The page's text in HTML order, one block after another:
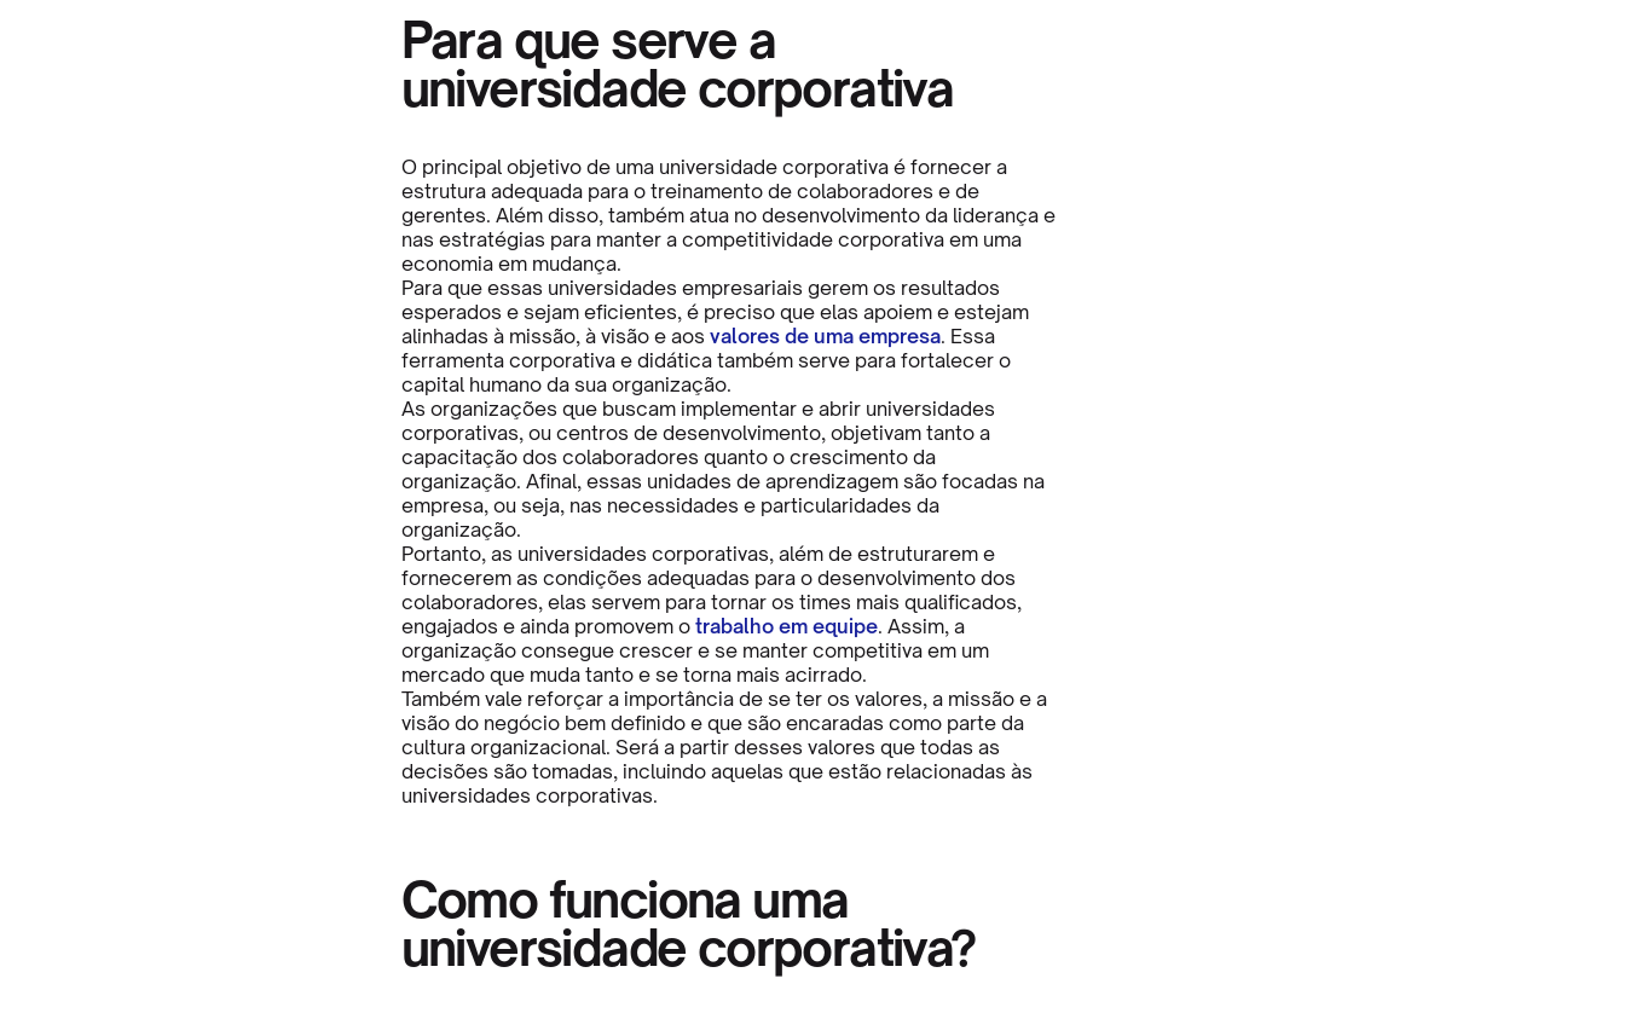
Para que serve a
universidade corporativa
O principal objetivo de uma universidade corporativa é fornecer a
estrutura adequada para o treinamento de colaboradores e de
gerentes. Além disso, também atua no desenvolvimento da liderança e
nas estratégias para manter a competitividade corporativa em uma
economia em mudança.
Para que essas universidades empresariais gerem os resultados
esperados e sejam eficientes, é preciso que elas apoiem e estejam
alinhadas à missão, à visão e aos valores de uma empresa. Essa
ferramenta corporativa e didática também serve para fortalecer o
capital humano da sua organização.
As organizações que buscam implementar e abrir universidades
corporativas, ou centros de desenvolvimento, objetivam tanto a
capacitação dos colaboradores quanto o crescimento da
organização. Afinal, essas unidades de aprendizagem são focadas na
empresa, ou seja, nas necessidades e particularidades da
organização.
Portanto, as universidades corporativas, além de estruturarem e
fornecerem as condições adequadas para o desenvolvimento dos
colaboradores, elas servem para tornar os times mais qualificados,
engajados e ainda promovem o trabalho em equipe. Assim, a
organização consegue crescer e se manter competitiva em um
mercado que muda tanto e se torna mais acirrado.
Também vale reforçar a importância de se ter os valores, a missão e a
visão do negócio bem definido e que são encaradas como parte da
cultura organizacional. Será a partir desses valores que todas as
decisões são tomadas, incluindo aquelas que estão relacionadas às
universidades corporativas.
Como funciona uma
universidade corporativa?